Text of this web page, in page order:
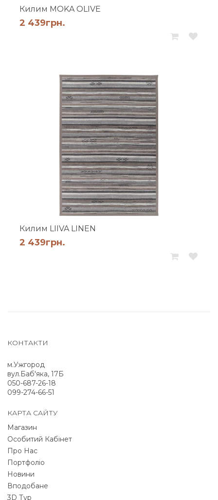
Килим MOKA OLIVE
2 439грн.
Килим LIIVA LINEN
2 439грн.
КОНТАКТИ
м.Ужгород
вул.Баб'яка, 17Б
050-687-26-18
099-274-66-51
КАРТА САЙТУ
Магазин
Особитий Кабінет
Про Нас
Портфоліо
Новини
Вподобане
3D Тур